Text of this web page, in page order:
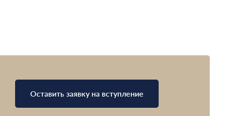
Оставить заявку на вступление